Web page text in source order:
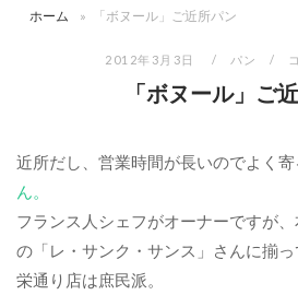
ホーム » 「ボヌール」ご近所パン
2012年3月3日 パン
「ボヌール」ご
近所だし、営業時間が長いのでよく
ん。
フランス人シェフがオーナーですが
の「レ・サンク・サンス」さんに揃
栄通り店は庶民派。